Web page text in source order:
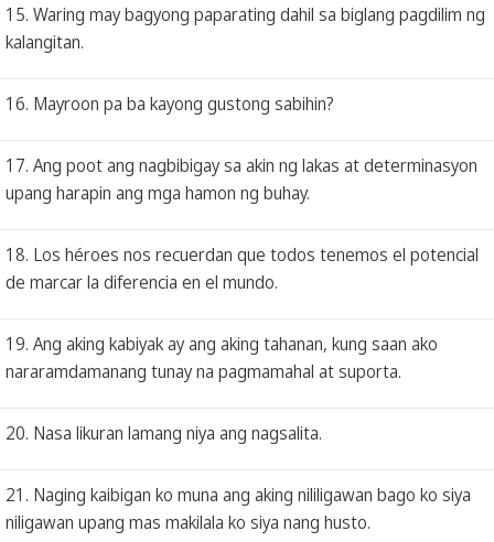
15. Waring may bagyong paparating dahil sa biglang pagdilim ng
kalangitan.
16. Mayroon pa ba kayong gustong sabihin?
17. Ang poot ang nagbibigay sa akin ng lakas at determinasyon
upang harapin ang mga hamon ng buhay.
18. Los héroes nos recuerdan que todos tenemos el potencial
de marcar la diferencia en el mundo.
19. Ang aking kabiyak ay ang aking tahanan, kung saan ako
nararamdamanang tunay na pagmamahal at suporta.
20. Nasa likuran lamang niya ang nagsalita.
21. Naging kaibigan ko muna ang aking nililigawan bago ko siya
niligawan upang mas makilala ko siya nang husto.